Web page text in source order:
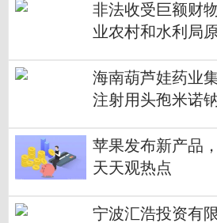
非法收受巨额财
业农村和水利局
海南葫芦娃药业
注射用头孢米诺
苹果发布新产品
天天观热点
宁波汇浩投资有